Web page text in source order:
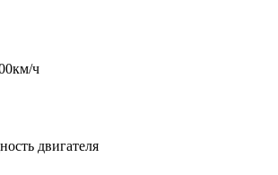
ч
двигателя